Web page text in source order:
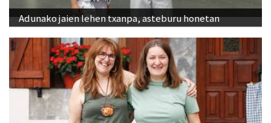
Adunako jaien lehen txanpa, asteburu honetan